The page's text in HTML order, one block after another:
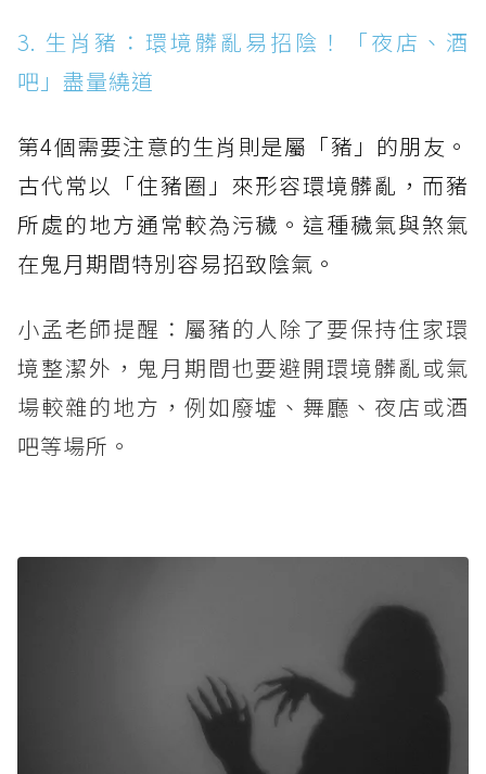
3. 生肖豬：環境髒亂易招陰！「夜店、酒
吧」盡量繞道
第4個需要注意的生肖則是屬「豬」的朋友。
古代常以「住豬圈」來形容環境髒亂，而豬
所處的地方通常較為污穢。這種穢氣與煞氣
在鬼月期間特別容易招致陰氣。
小孟老師提醒：屬豬的人除了要保持住家環
境整潔外，鬼月期間也要避開環境髒亂或氣
場較雜的地方，例如廢墟、舞廳、夜店或酒
吧等場所。